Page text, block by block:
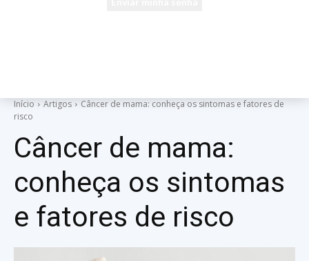
Início Artigos
Câncer de mama: conheça os sintomas e fatores de
risco
Câncer de mama:
conheça os sintomas
e fatores de risco